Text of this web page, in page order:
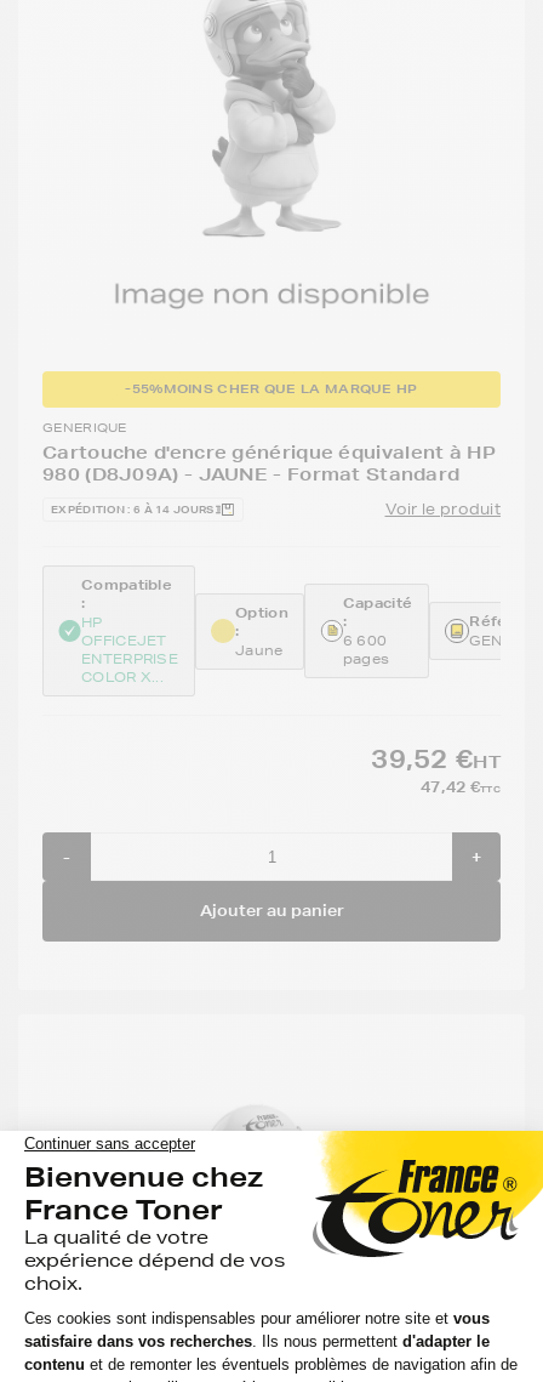
-55%MOINS CHER QUE LA MARQUE HP
GENERIQUE
Cartouche d'encre générique équivalent à HP
980 (D8J09A) - JAUNE - Format Standard
EXPÉDITION : 6 À 14 JOURS Voir le produit
Compatible
:
HP
OFFICEJET
ENTERPRISE
COLOR X...
Option
:
Jaune
Capacité
:
6 600
pages
39,52 €HT
47,42 €TTC
- +
Ajouter au panier